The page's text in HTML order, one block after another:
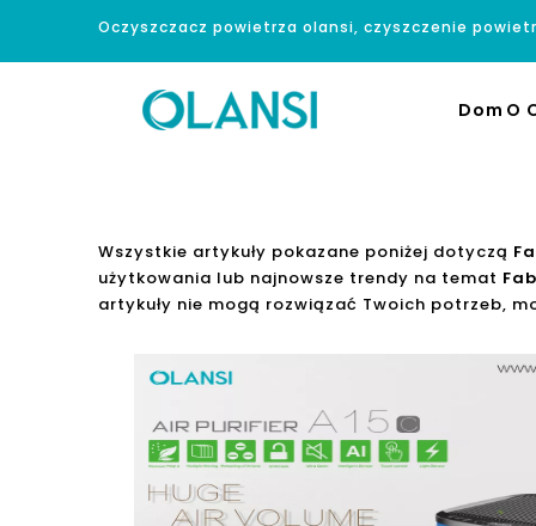
Oczyszczacz powietrza olansi, czyszczenie
Dom O
Wszystkie artykuły pokazane poniżej dotyczą
użytkowania lub najnowsze trendy na temat
artykuły nie mogą rozwiązać Twoich potrzeb,